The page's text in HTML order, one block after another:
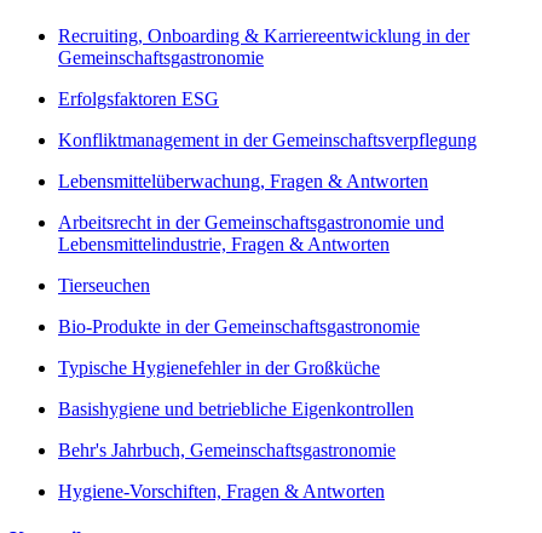
Recruiting, Onboarding & Karriereentwicklung in der
Gemeinschaftsgastronomie
Erfolgsfaktoren ESG
Konfliktmanagement in der Gemeinschaftsverpflegung
Lebensmittelüberwachung, Fragen & Antworten
Arbeitsrecht in der Gemeinschaftsgastronomie und
Lebensmittelindustrie, Fragen & Antworten
Tierseuchen
Bio-Produkte in der Gemeinschaftsgastronomie
Typische Hygienefehler in der Großküche
Basishygiene und betriebliche Eigenkontrollen
Behr's Jahrbuch, Gemeinschaftsgastronomie
Hygiene-Vorschiften, Fragen & Antworten